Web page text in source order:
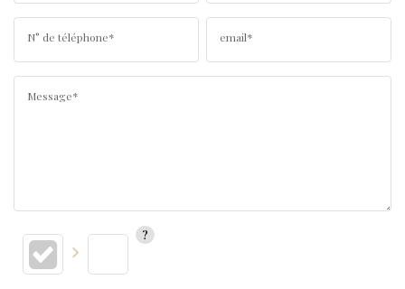
N° de téléphone* email*
Message*